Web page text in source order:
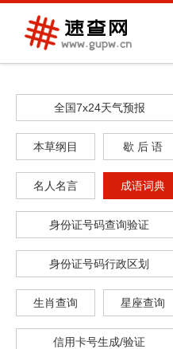
全国7x24天气预报
本草纲目 歇 后 语
名人名言 成语词典
身份证号码查询验证
身份证号码行政区划
生肖查询 星座查询
信用卡号生成/验证